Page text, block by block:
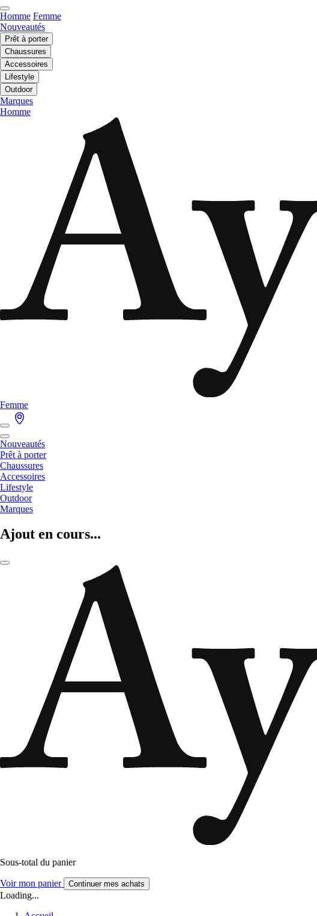
Homme Femme
Nouveautés
Prêt à porter
Chaussures
Accessoires
Lifestyle
Outdoor
Marques
Homme
Femme
Nouveautés
Prêt à porter
Chaussures
Accessoires
Lifestyle
Outdoor
Marques
Ajout en cours...
Sous-total du panier
Voir mon panier Continuer mes achats
Loading...